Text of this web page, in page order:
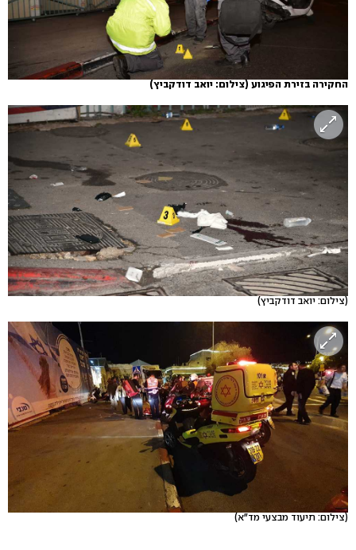
החקירה בזירת הפיגוע(צילום: יואב דודקביץ)
(צילום: יואב דודקביץ)
(צילום: תיעוד מבצעי מד"א)